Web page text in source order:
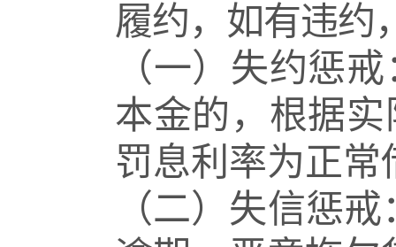
履约，如有违约
（一）失约惩
本金的，根据
罚息利率为正常
（二）失信惩